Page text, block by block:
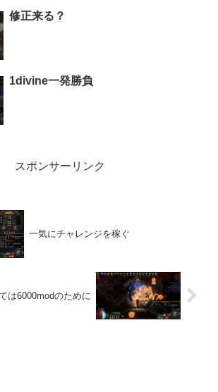
修正来る？
1divine一発勝負
スポンサーリンク
一気にチャレンジを稼ぐ
は6000modのために